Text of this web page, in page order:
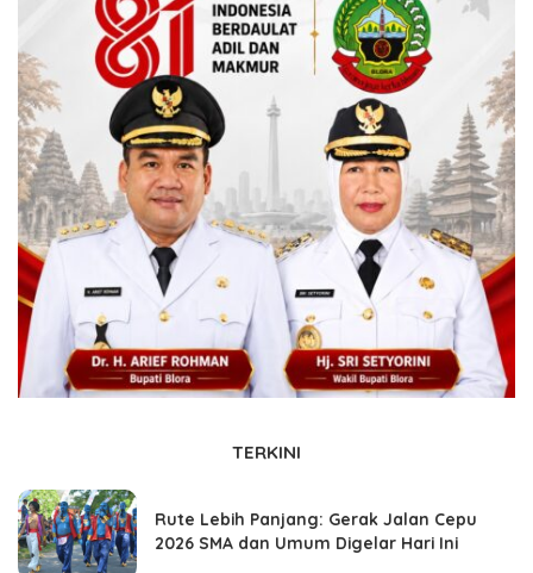
TERKINI
Rute Lebih Panjang: Gerak Jalan Cepu
2026 SMA dan Umum Digelar Hari Ini